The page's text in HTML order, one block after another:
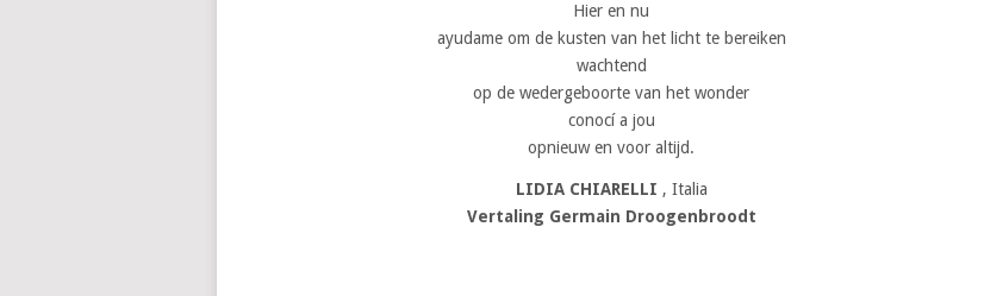
Hier en nu
ayudame om de kusten van het licht te bereiken
wachtend
op de wedergeboorte van het wonder
conocí a jou
opnieuw en voor altijd.
LIDIA CHIARELLI , Italia
Vertaling Germain Droogenbroodt